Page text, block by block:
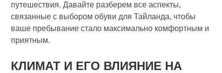
путешествия. Давайте разберем все аспекты,
связанные с выбором обуви для Тайланда, чтобы
ваше пребывание стало максимально комфортным и
приятным.
КЛИМАТ И ЕГО ВЛИЯНИЕ НА